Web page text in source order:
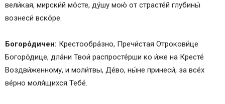
вели́кая, мирски́й мо́сте, ду́шу мою́ от страсте́й глубины́
вознеси́ вско́ре.
Богоро́дичен: Крестообра́зно, Пречи́стая Отрокови́це
Богоро́дице, дла́ни Твои́ распросте́рши ко и́же на Кресте́
Воздви́женному, и моли́твы, Де́во, ны́не принеси́, за все́х
ве́рно моля́щихся Тебе́.